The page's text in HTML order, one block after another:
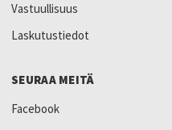
Vastuullisuus
Laskutustiedot
SEURAA MEITÄ
Facebook